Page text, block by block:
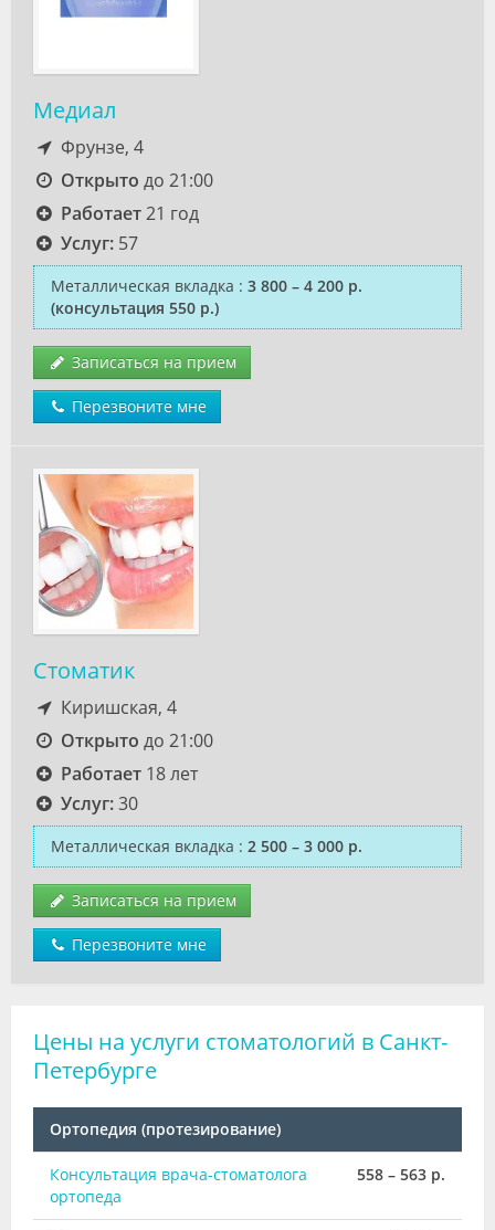
Медиал
Фрунзе, 4
Открыто до 21:00
Работает21 год
Услуг:57
Металлическая вкладка : 3 800 – 4 200 р.
(консультация 550 р.)
Записаться на прием
Перезвоните мне
Стоматик
Киришская, 4
Открыто до 21:00
Работает18 лет
Услуг:30
Металлическая вкладка : 2 500 – 3 000 р.
Записаться на прием
Перезвоните мне
Цены на услуги стоматологий в Санкт-
Петербурге
Ортопедия (протезирование)
Консультация врача-стоматолога
ортопеда
558 – 563 р.